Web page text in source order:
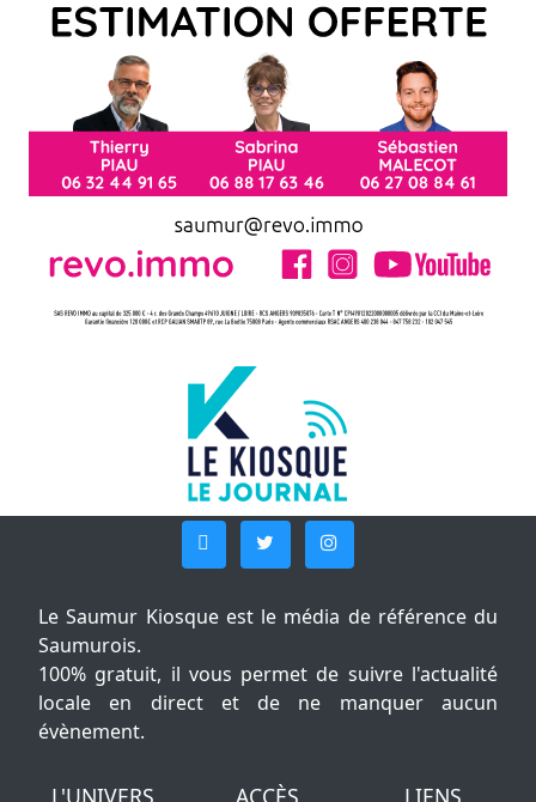
Le Saumur Kiosque est le média de référence du
Saumurois.
100% gratuit, il vous permet de suivre l'actualité
locale en direct et de ne manquer aucun
évènement.
L'UNIVERS ACCÈS LIENS